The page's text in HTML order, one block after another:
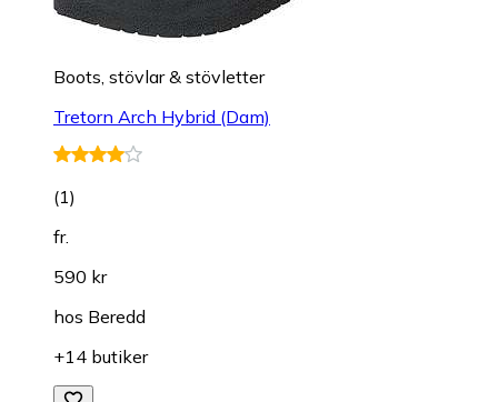
Boots, stövlar & stövletter
Tretorn Arch Hybrid (Dam)
(1)
fr.
590 kr
hos Beredd
+14 butiker